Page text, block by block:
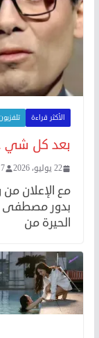
الأكثر قراءة
بعد كل شي ..
22 يوليو، 2026 7 فنون
مع الإعلان
بدور مصطفى
الحيرة من